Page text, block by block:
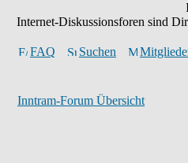
Internet-Diskussionsforen sind
FAQ Suchen
Inntram-Forum Übersicht